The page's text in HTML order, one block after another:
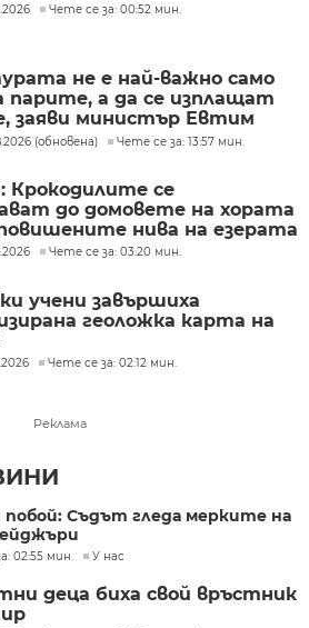
Чете се за: 00:52 мин.
не е най-важно само
парите, а да се изплащат
заяви министър Евтим
(обновена) Чете се за: 13:57 мин.
Крокодилите се
до домовете на хората
нива на езерата
Чете се за: 03:20 мин.
учени завършиха
геоложка карта на
Чете се за: 02:12 мин.
Реклама
Съдът гледа мерките на
02:55 мин. У нас
деца биха свой връстник